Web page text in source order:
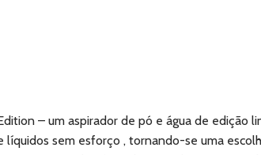
– um aspirador de pó e água de
sem esforço , tornando-se uma